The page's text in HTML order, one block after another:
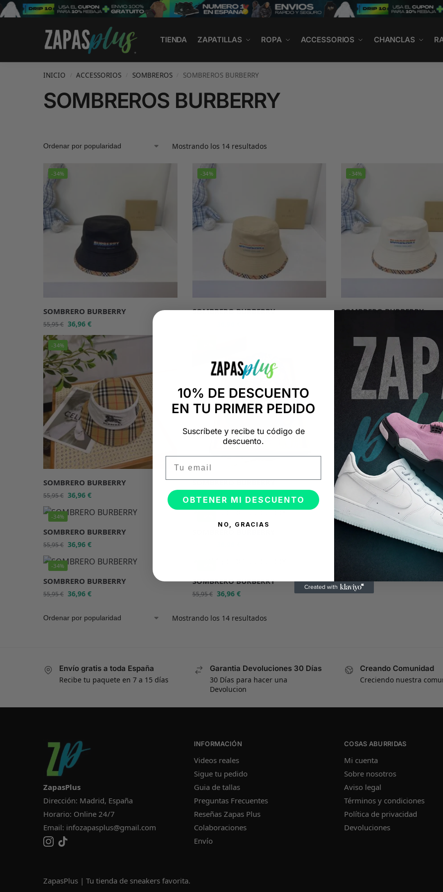
TIENDA ZAPATILLAS ROPA ACCESSORIOS CHANCLAS
Search
INICIO ACCESSORIOS SOMBREROS SOMBREROS BURBERRY
SOMBREROS BURBERRY
Mostrando los 14 resultados
-34%
SOMBRERO BURBERRY
55,95€ 36,96 €
-34%
SOMBRERO BURBERRY
-34%
SOMBRERO BURBERRY
-34%
SOMBRERO BURBERRY
55,95€ 36,96 €
SOMBRERO BURBERRY
55,95 € 36,96€
-34%
SOMBRERO BURBERRY
55,95 36,96€
-34%
SOMBRERO BURBERRY
55,95€ 36,96 €
-34%
SOMBRERO BURBERRY
-34%
SOMBRERO BURBERRY
55,95€ 36,96 €
SOMBRERO BURBERRY
55,95€ 36,96 €
Mostrando los 14 resultados
Envío gratis a toda España
Recibe tu paquete en 7 a 15 días
Garantia Devoluciones 30 Días
30 Días para hacer una
Devolucion
Creando Comunidad
Creciendo nuestra
ZapasPlus
Dirección: Madrid, España
Horario: Online 24/7
Email: infozapasplus@gmail.com
INFORMACIÓN
Videos reales
Sigue tu pedido
Guia de tallas
Preguntas Frecuentes
Reseñas Zapas Plus
Colaboraciones
Envío
COSAS ABURRIDAS
Mi cuenta
Sobre nosotros
Aviso legal
Términos y condiciones
Política de privacidad
Devoluciones
ZapasPlus | Tu tienda de sneakers favorita.
10% DE DESCUENTO
EN TU PRIMER PEDIDO
Suscríbete y recibe tu código de
descuento.
OBTENER MI DESCUENTO
NO, GRACIAS